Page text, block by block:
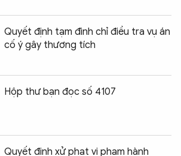
Quyết định tạm đình chỉ điều tra vụ án
cố ý gây thương tích
Hộp thư bạn đọc số 4107
Quyết định xử phạt vi phạm hành